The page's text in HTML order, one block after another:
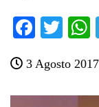
Fa
bo
ok
T
tte
r
ts
3 Agosto 2017